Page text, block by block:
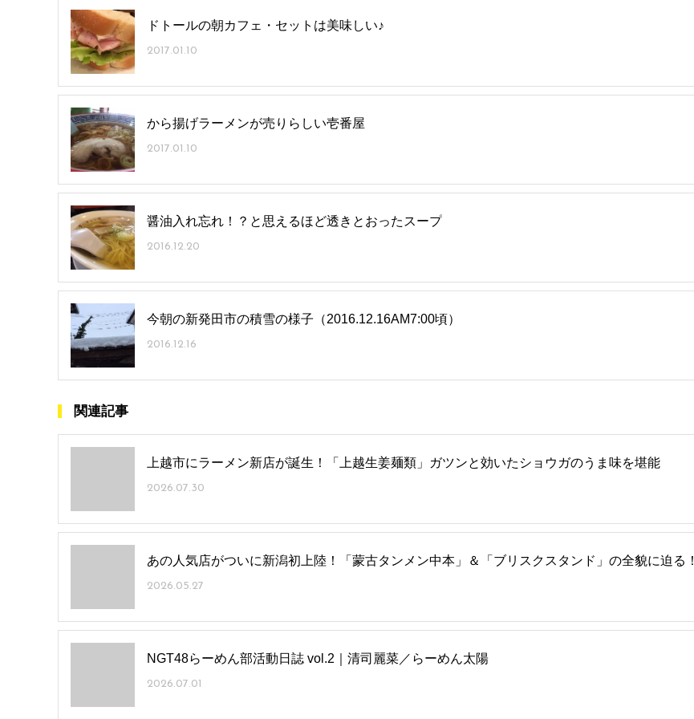
ドトールの朝カフェ・セットは美味しい♪
2017.01.10
から揚げラーメンが売りらしい壱番屋
2017.01.10
醤油入れ忘れ！？と思えるほど透きとおったスープ
2016.12.20
今朝の新発田市の積雪の様子（2016.12.16AM7:00頃）
2016.12.16
関連記事
上越市にラーメン新店が誕生！「上越生姜麺類」ガツンと効いたショウガのうま味を堪能
2026.07.30
あの人気店がついに新潟初上陸！「蒙古タンメン中本」＆「ブリスクスタンド」の全貌に迫る！
2026.05.27
NGT48らーめん部活動日誌 vol.2｜清司麗菜／らーめん太陽
2026.07.01